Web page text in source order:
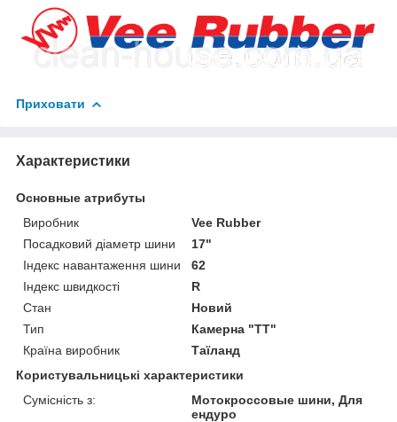
Приховати
Характеристики
Основные атрибуты
Виробник
Vee Rubber
Посадковий діаметр шини
17"
Індекс навантаження шини
62
Індекс швидкості
R
Стан
Новий
Тип
Камерна "TT"
Країна виробник
Таїланд
Користувальницькі характеристики
Сумісність з:
Мотокроссовые шини, Для
ендуро